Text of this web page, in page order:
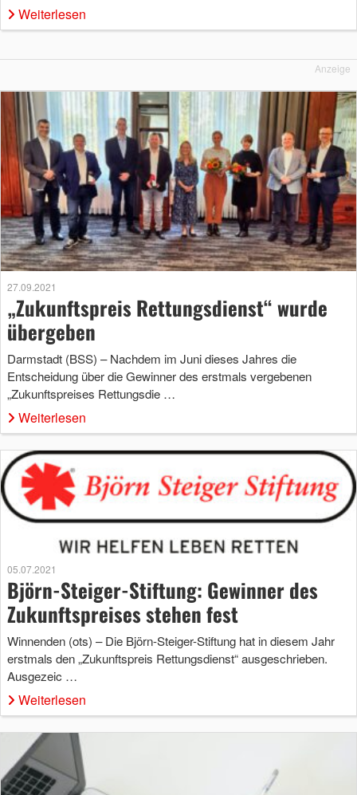
Weiterlesen
Anzeige
27.09.2021
„Zukunftspreis Rettungsdienst“ wurde
übergeben
Darmstadt (BSS) – Nachdem im Juni dieses Jahres die
Entscheidung über die Gewinner des erstmals vergebenen
„Zukunftspreises Rettungsdie …
Weiterlesen
05.07.2021
Björn-Steiger-Stiftung: Gewinner des
Zukunftspreises stehen fest
Winnenden (ots) – Die Björn-Steiger-Stiftung hat in diesem Jahr
erstmals den „Zukunftspreis Rettungsdienst“ ausgeschrieben.
Ausgezeic …
Weiterlesen